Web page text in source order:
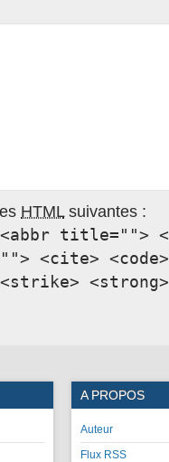
HTMLsuivantes :
title="">
<cite>
<strong>
A PROPOS
Auteur
Flux RSS